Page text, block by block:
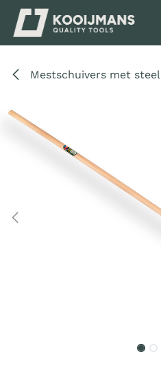
Overslaan naar inhoud
Mestschuivers met steel